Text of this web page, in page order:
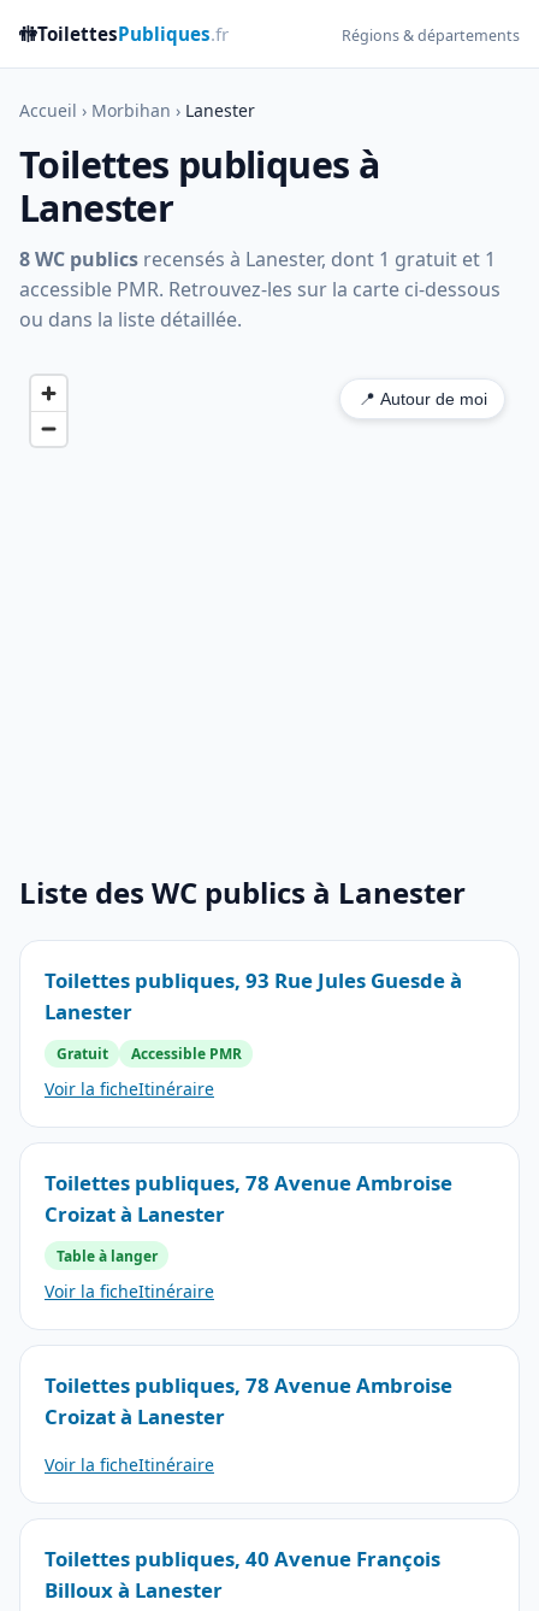
🚻ToilettesPubliques.fr Régions & départements
Accueil › Morbihan › Lanester
Toilettes publiques à
Lanester
8 WC publics recensés à Lanester, dont 1 gratuit et 1
accessible PMR. Retrouvez-les sur la carte ci-dessous
ou dans la liste détaillée.
📍 Autour de moi
Liste des WC publics à Lanester
Toilettes publiques, 93 Rue Jules Guesde à
Lanester
Gratuit Accessible PMR
Voir la ficheItinéraire
Toilettes publiques, 78 Avenue Ambroise
Croizat à Lanester
Table à langer
Voir la ficheItinéraire
Toilettes publiques, 78 Avenue Ambroise
Croizat à Lanester
Voir la ficheItinéraire
Toilettes publiques, 40 Avenue François
Billoux à Lanester